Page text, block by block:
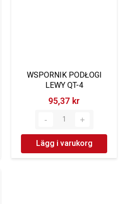
WSPORNIK PODŁOGI
LEWY QT-4
95,37 kr‎
Lägg i varukorg